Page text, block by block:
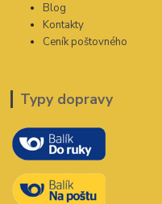
Blog
Kontakty
Ceník poštovného
Typy dopravy